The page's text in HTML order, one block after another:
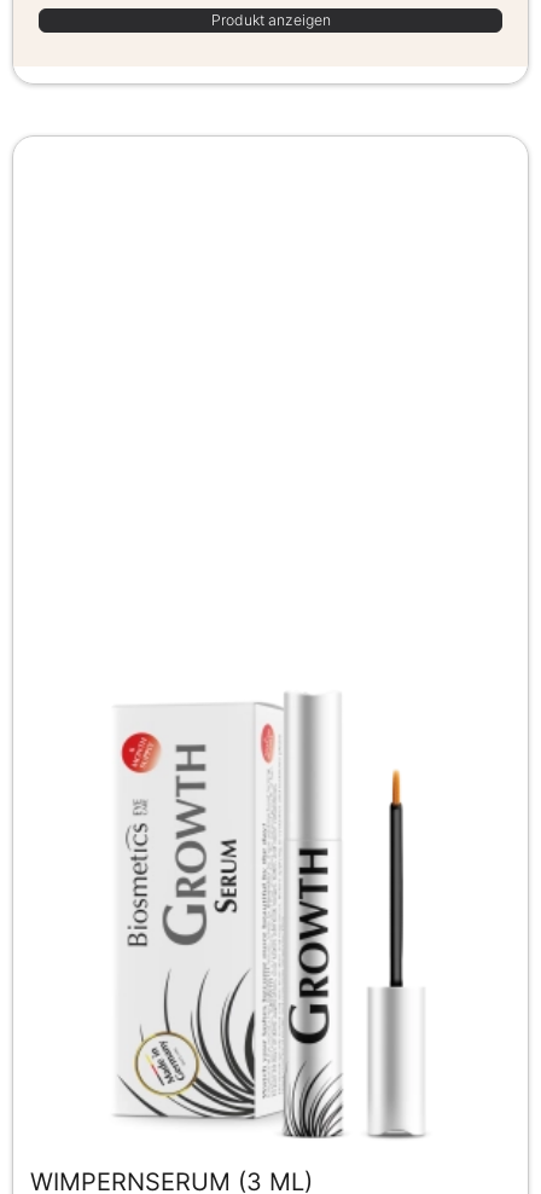
Produkt anzeigen
WIMPERNSERUM (3 ML)